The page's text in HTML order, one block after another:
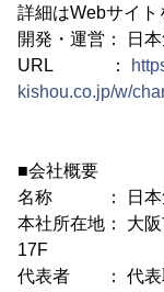
詳細はWebサイト
開発・運営： 日
URL ：
kishou.co.jp/w/
■会社概要
名称 ： 日本気
本社所在地： 大
17F
代表者 ： 代表